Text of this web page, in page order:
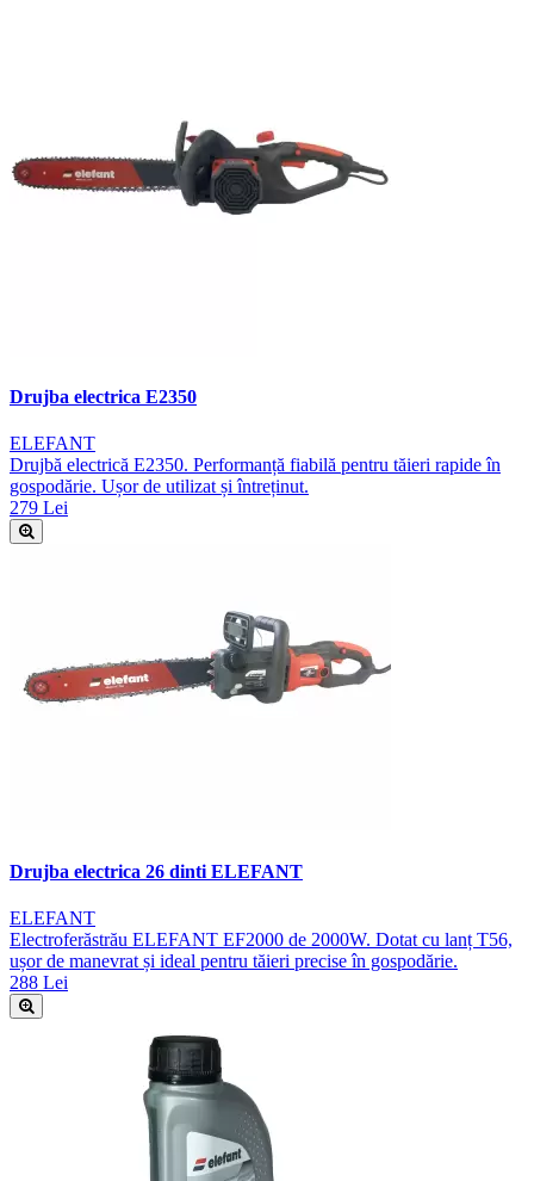
Drujba electrica E2350
ELEFANT
Drujbă electrică E2350. Performanță fiabilă pentru tăieri rapide în
gospodărie. Ușor de utilizat și întreținut.
279 Lei
Drujba electrica 26 dinti ELEFANT
ELEFANT
Electroferăstrău ELEFANT EF2000 de 2000W. Dotat cu lanț T56,
ușor de manevrat și ideal pentru tăieri precise în gospodărie.
288 Lei